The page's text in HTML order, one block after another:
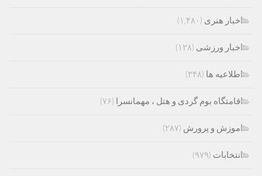
اخبار هنری (۱,۴۸۰)
اخبار ورزشی (۱۲۸)
اطلاعیه ها (۳۴۸)
اقامتگاه بوم گردی و هتل ، مهمانسرا (۷۶)
اموزش و پرورش (۲۸۷)
انتخابات (۹۷۹)